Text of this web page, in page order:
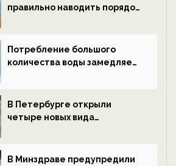
правильно наводить порядок
Потребление большого
количества воды замедляет
В Петербурге открыли
четыре новых вида
экологии на ECOportal
В Минздраве предупредили